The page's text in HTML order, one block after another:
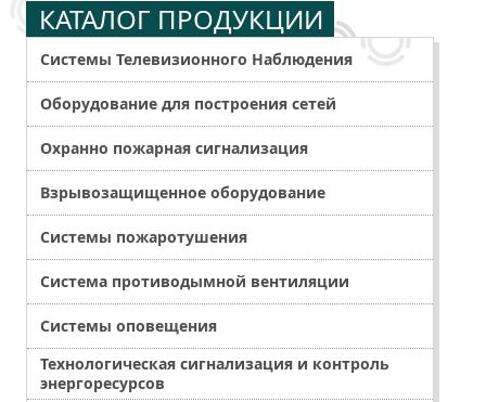
КАТАЛОГ ПРОДУКЦИИ
Системы Телевизионного Наблюдения
Оборудование для построения сетей
Охранно пожарная сигнализация
Взрывозащищенное оборудование
Системы пожаротушения
Система противодымной вентиляции
Системы оповещения
Технологическая сигнализация и контроль
энергоресурсов